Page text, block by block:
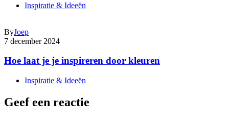
Inspiratie & Ideeën
ByJoep
7 december 2024
Hoe laat je je inspireren door kleuren
Inspiratie & Ideeën
Geef een reactie